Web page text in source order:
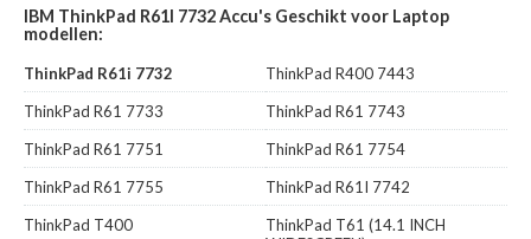
IBM ThinkPad R61I 7732 Accu's Geschikt voor Laptop
modellen:
ThinkPad R61i 7732
ThinkPad R400 7443
ThinkPad R61 7733
ThinkPad R61 7743
ThinkPad R61 7751
ThinkPad R61 7754
ThinkPad R61 7755
ThinkPad R61I 7742
ThinkPad T400
ThinkPad T61 (14.1 INCH